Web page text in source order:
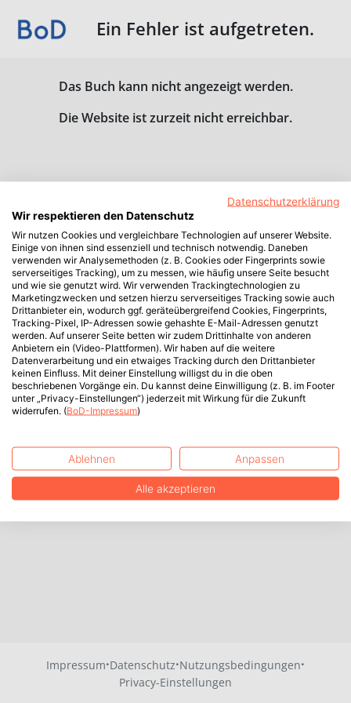
Ein Fehler ist aufgetreten.
Das Buch kann nicht angezeigt werden.
Die Website ist zurzeit nicht erreichbar.
Impressum·Datenschutz·Nutzungsbedingungen·
Privacy-Einstellungen
Datenschutzerklärung
Wir respektieren den Datenschutz
Wir nutzen Cookies und vergleichbare Technologien auf unserer Website.
Einige von ihnen sind essenziell und technisch notwendig. Daneben
verwenden wir Analysemethoden (z. B. Cookies oder Fingerprints sowie
serverseitiges Tracking), um zu messen, wie häufig unsere Seite besucht
und wie sie genutzt wird. Wir verwenden Trackingtechnologien zu
Marketingzwecken und setzen hierzu serverseitiges Tracking sowie auch
Drittanbieter ein, wodurch ggf. geräteübergreifend Cookies, Fingerprints,
Tracking-Pixel, IP-Adressen sowie gehashte E-Mail-Adressen genutzt
werden. Auf unserer Seite betten wir zudem Drittinhalte von anderen
Anbietern ein (Video-Plattformen). Wir haben auf die weitere
Datenverarbeitung und ein etwaiges Tracking durch den Drittanbieter
keinen Einfluss. Mit deiner Einstellung willigst du in die oben
beschriebenen Vorgänge ein. Du kannst deine Einwilligung (z. B. im Footer
unter „Privacy-Einstellungen“) jederzeit mit Wirkung für die Zukunft
widerrufen. (BoD-Impressum)
Ablehnen Anpassen
Alle akzeptieren